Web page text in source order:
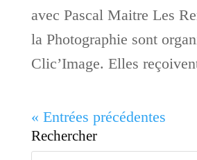
avec Pascal Maitre Les
la Photographie sont
Clic’Image. Elles
« Entrées précédentes
Rechercher